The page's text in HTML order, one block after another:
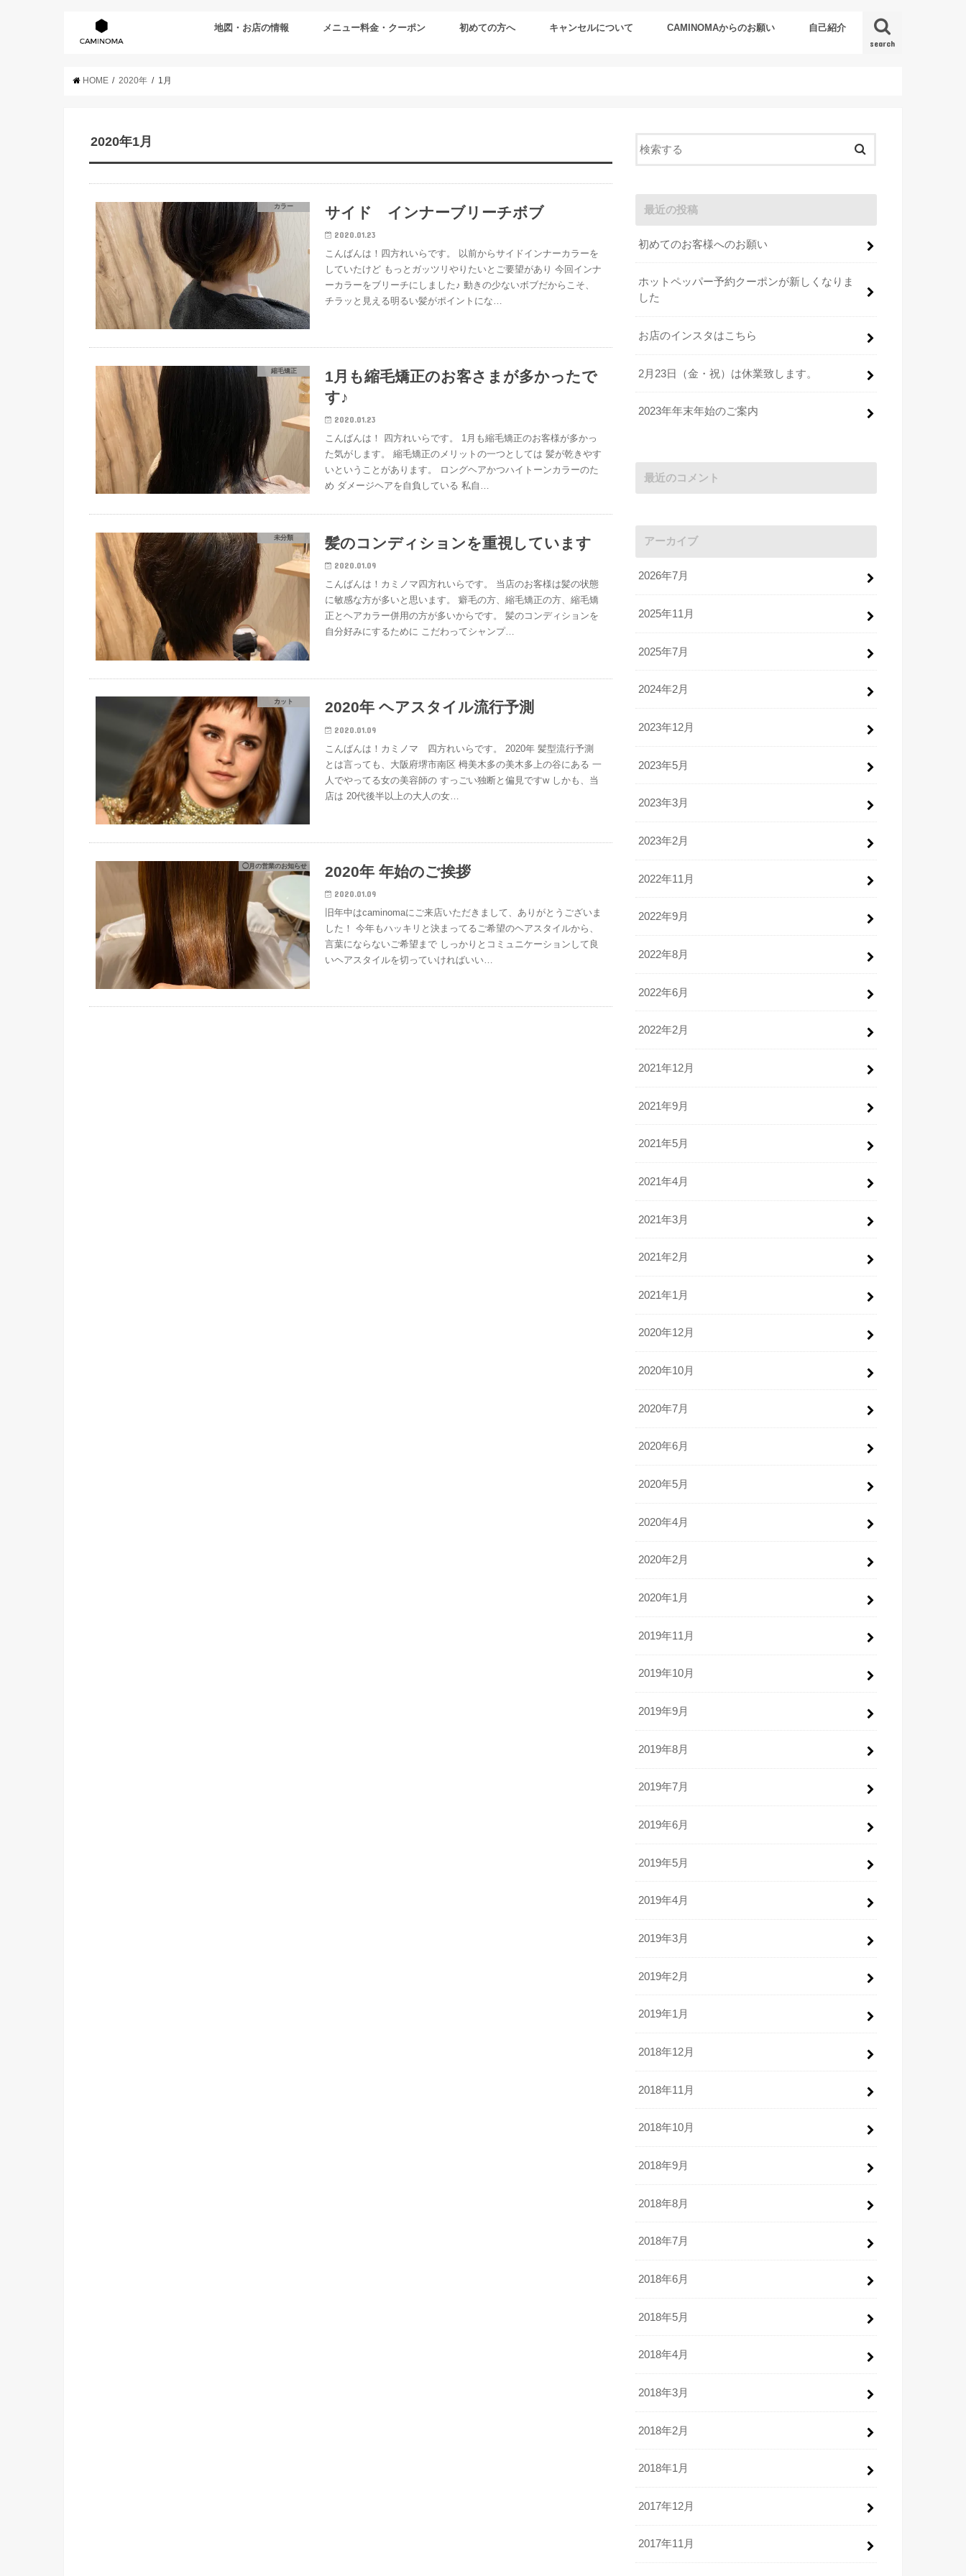
search
地図・お店の情報 メニュー料金・クーポン 初めての方へ キャンセルについて CAMINOMAからのお願い 自己紹介
HOME 2020年 1月
2020年1月
カラー サイド インナーブリーチボブ
2020.01.23
こんばんは！四方れいらです。 以前からサイドインナーカラーを
していたけど もっとガッツリやりたいとご要望があり 今回インナ
ーカラーをブリーチにしました♪ 動きの少ないボブだからこそ、
チラッと見える明るい髪がポイントにな…
縮毛矯正
1月も縮毛矯正のお客さまが多かったで
す♪
2020.01.23
こんばんは！ 四方れいらです。 1月も縮毛矯正のお客様が多かっ
た気がします。 縮毛矯正のメリットの一つとしては 髪が乾きやす
いということがあります。 ロングヘアかつハイトーンカラーのた
め ダメージヘアを自負している 私自…
未分類 髪のコンディションを重視しています
2020.01.09
こんばんは！カミノマ四方れいらです。 当店のお客様は髪の状態
に敏感な方が多いと思います。 癖毛の方、縮毛矯正の方、縮毛矯
正とヘアカラー併用の方が多いからです。 髪のコンディションを
自分好みにするために こだわってシャンプ…
カット 2020年 ヘアスタイル流行予測
2020.01.09
こんばんは！カミノマ 四方れいらです。 2020年 髪型流行予測
とは言っても、大阪府堺市南区 栂美木多の美木多上の谷にある 一
人でやってる女の美容師の すっごい独断と偏見ですw しかも、当
店は 20代後半以上の大人の女…
◯月の営業のお知らせ 2020年 年始のご挨拶
2020.01.09
旧年中はcaminomaにご来店いただきまして、ありがとうございま
した！ 今年もハッキリと決まってるご希望のヘアスタイルから、
言葉にならないご希望まで しっかりとコミュニケーションして良
いヘアスタイルを切っていければいい…
最近の投稿
初めてのお客様へのお願い
ホットペッパー予約クーポンが新しくなりま
した
お店のインスタはこちら
2月23日（金・祝）は休業致します。
2023年年末年始のご案内
最近のコメント
アーカイブ
2026年7月
2025年11月
2025年7月
2024年2月
2023年12月
2023年5月
2023年3月
2023年2月
2022年11月
2022年9月
2022年8月
2022年6月
2022年2月
2021年12月
2021年9月
2021年5月
2021年4月
2021年3月
2021年2月
2021年1月
2020年12月
2020年10月
2020年7月
2020年6月
2020年5月
2020年4月
2020年2月
2020年1月
2019年11月
2019年10月
2019年9月
2019年8月
2019年7月
2019年6月
2019年5月
2019年4月
2019年3月
2019年2月
2019年1月
2018年12月
2018年11月
2018年10月
2018年9月
2018年8月
2018年7月
2018年6月
2018年5月
2018年4月
2018年3月
2018年2月
2018年1月
2017年12月
2017年11月